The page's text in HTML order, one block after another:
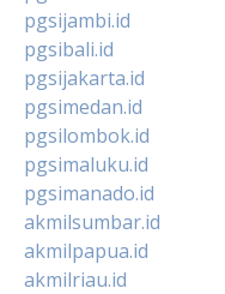
pgsijambi.id
pgsibali.id
pgsijakarta.id
pgsimedan.id
pgsilombok.id
pgsimaluku.id
pgsimanado.id
akmilsumbar.id
akmilpapua.id
akmilriau.id